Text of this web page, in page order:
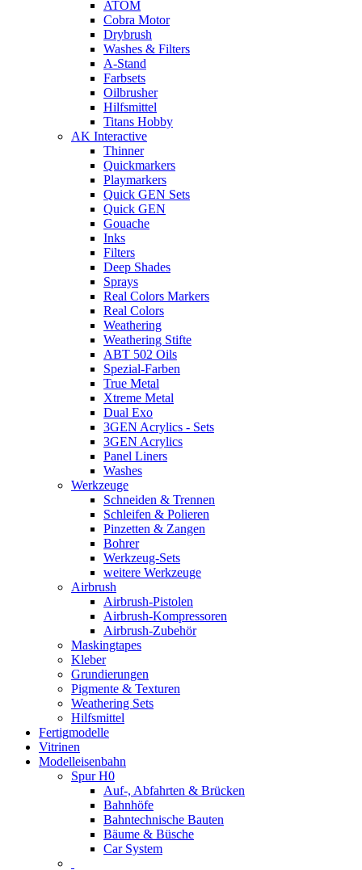
ATOM
Cobra Motor
Drybrush
Washes & Filters
A-Stand
Farbsets
Oilbrusher
Hilfsmittel
Titans Hobby
AK Interactive
Thinner
Quickmarkers
Playmarkers
Quick GEN Sets
Quick GEN
Gouache
Inks
Filters
Deep Shades
Sprays
Real Colors Markers
Real Colors
Weathering
Weathering Stifte
ABT 502 Oils
Spezial-Farben
True Metal
Xtreme Metal
Dual Exo
3GEN Acrylics - Sets
3GEN Acrylics
Panel Liners
Washes
Werkzeuge
Schneiden & Trennen
Schleifen & Polieren
Pinzetten & Zangen
Bohrer
Werkzeug-Sets
weitere Werkzeuge
Airbrush
Airbrush-Pistolen
Airbrush-Kompressoren
Airbrush-Zubehör
Maskingtapes
Kleber
Grundierungen
Pigmente & Texturen
Weathering Sets
Hilfsmittel
Fertigmodelle
Vitrinen
Modelleisenbahn
Spur H0
Auf-, Abfahrten & Brücken
Bahnhöfe
Bahntechnische Bauten
Bäume & Büsche
Car System